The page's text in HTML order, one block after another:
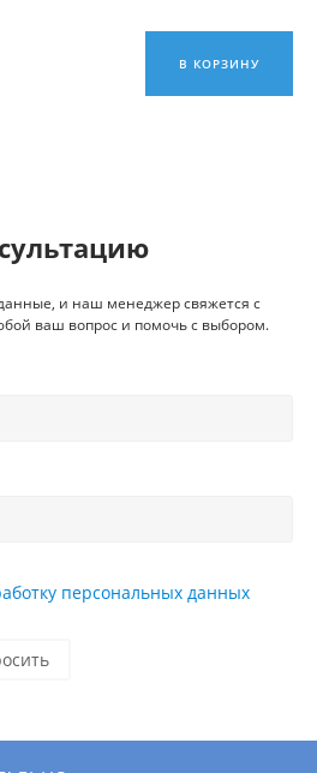
В КОРЗИНУ
и наш менеджер свяжется с
ваш вопрос и помочь с выбором.
персональных данных